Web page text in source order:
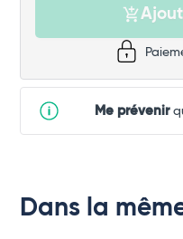
Me prévenir
Dans la